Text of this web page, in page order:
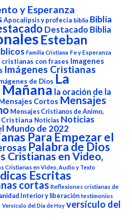
y Esperanza
Apocalipsis y profecía biblia Biblia
Destacado Biblia
Esteban
Familia Cristiana Fe y Esperanza
cristianas con frases Imagenes
Imágenes Cristianas
de Dios La
la oración de la
Cortos Mensajes
Mensajes Cristianos de Animo,
Cristiana Noticias Noticias
Mundo de 2022
Para Empezar el
Palabra de Dios
Cristianas en Video,
Cristianas en Video, Audio y Texto
Escritas
cortas Reflexiones cristianas de
Interior y liberación testimonios
Versículo del Dia de Hoy versículo del